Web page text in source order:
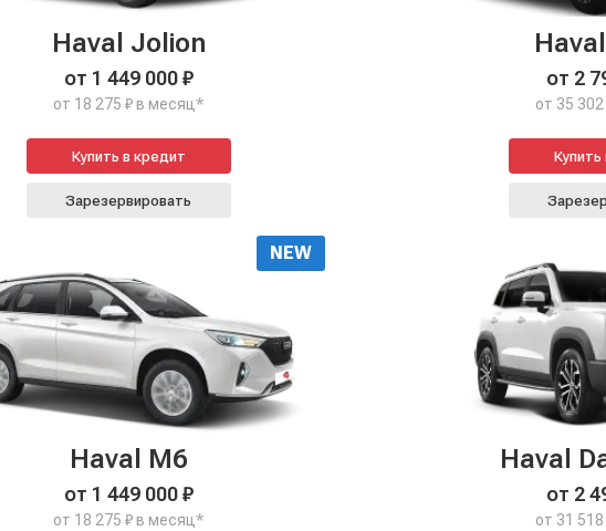
Haval Jolion
от 1 449 000 ₽
от 18 275 ₽ в месяц*
Купить в кредит
Зарезервировать
от 2
от 35
NEW
Haval M6
от 1 449 000 ₽
от 18 275 ₽ в месяц*
Haval
от 2
от 31